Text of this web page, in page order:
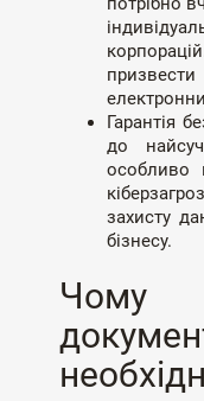
Гарантія
до
особливо
захисту
бізнесу.
Чому